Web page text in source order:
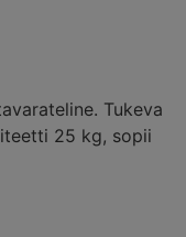
Tukeva
25 kg, sopii